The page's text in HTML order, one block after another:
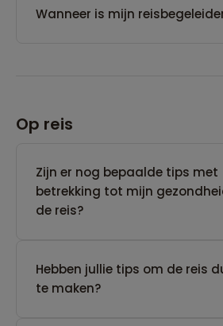
Wanneer is mijn
Op reis
Zijn er nog bepaalde tips met
betrekking tot mijn
de reis?
Hebben jullie tips om de reis
te maken?